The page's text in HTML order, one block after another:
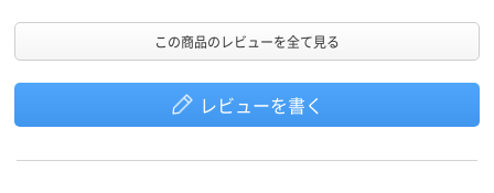
この商品のレビューを全て見る
レビューを書く